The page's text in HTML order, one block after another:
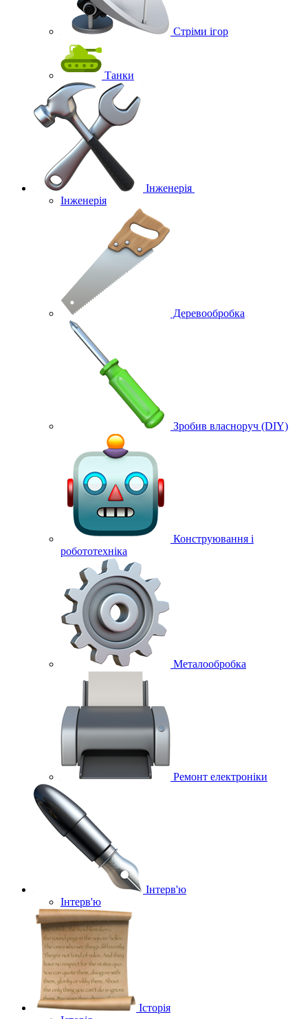
Стріми ігор
Танки
Інженерія
Інженерія
Деревообробка
Зробив власноруч (DIY)
Конструювання і
робототехніка
Металообробка
Ремонт електроніки
Інтерв'ю
Інтерв'ю
Історія